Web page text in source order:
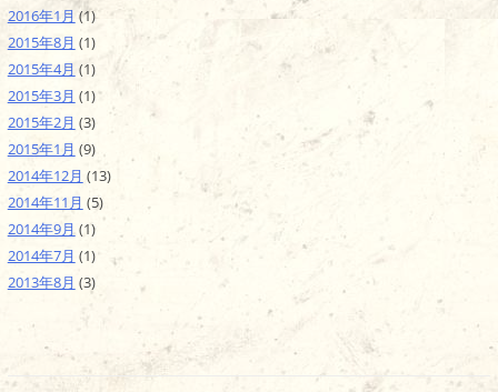
2016年1月 (1)
2015年8月 (1)
2015年4月 (1)
2015年3月 (1)
2015年2月 (3)
2015年1月 (9)
2014年12月 (13)
2014年11月 (5)
2014年9月 (1)
2014年7月 (1)
2013年8月 (3)